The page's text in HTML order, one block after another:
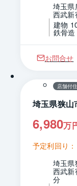
埼玉県
西武新
建物
鉄骨
お問合せ
店舗付
埼玉県狭山
6,980万
予定利回り：
埼玉県
西武新
分